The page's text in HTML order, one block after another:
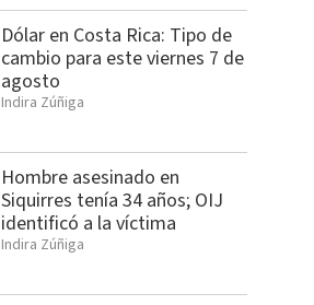
Dólar en Costa Rica: Tipo de
cambio para este viernes 7 de
agosto
Indira Zúñiga
Hombre asesinado en
Siquirres tenía 34 años; OIJ
identificó a la víctima
Indira Zúñiga